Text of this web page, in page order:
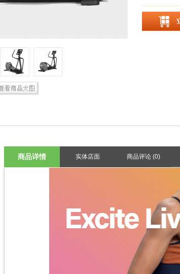
商品详情 实体店面 商品评论 (0)